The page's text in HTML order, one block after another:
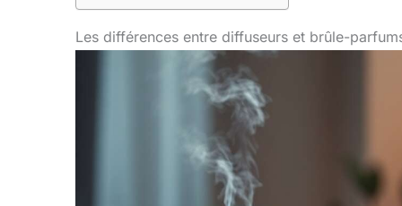
Les différences entre diffuseurs et brûle-